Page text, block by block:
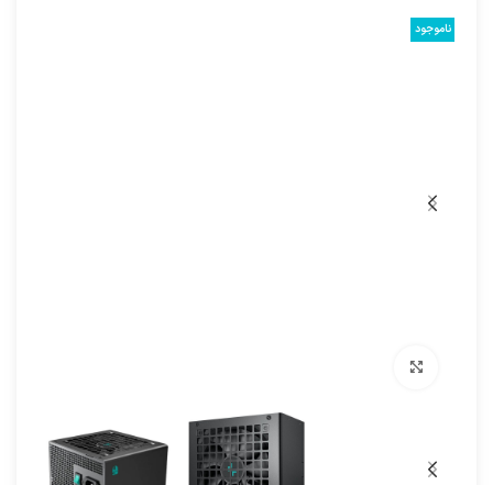
ناموجود